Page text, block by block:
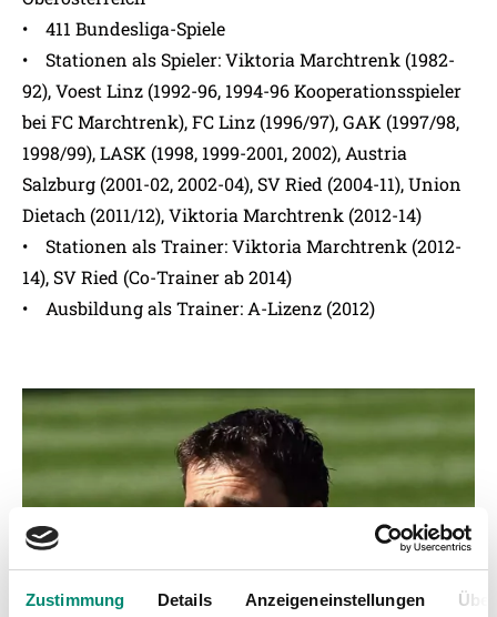
Zustimmung Details Anzeigeneinstellungen
• 411 Bundesliga-Spiele
• Stationen als Spieler: Viktoria Marchtrenk (1982-
92), Voest Linz (1992-96, 1994-96 Kooperationsspieler
bei FC Marchtrenk), FC Linz (1996/97), GAK (1997/98,
1998/99), LASK (1998, 1999-2001, 2002), Austria
Salzburg (2001-02, 2002-04), SV Ried (2004-11), Union
Dietach (2011/12), Viktoria Marchtrenk (2012-14)
• Stationen als Trainer: Viktoria Marchtrenk (2012-
14), SV Ried (Co-Trainer ab 2014)
• Ausbildung als Trainer: A-Lizenz (2012)